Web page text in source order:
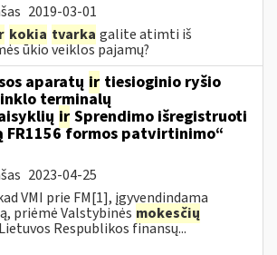
2019-03-01
kokia tvarka galite atimti iš
ūkio veiklos pajamų?
aparatų ir tiesioginio ryšio
terminalų
ir Sprendimo išregistruoti
FR1156 formos patvirtinimo“
2023-04-25
VMI prie FM[1], įgyvendindama
priėmė Valstybinės mokesčių
Respublikos finansų...